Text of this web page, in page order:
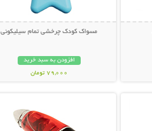
مسواک کودک چرخشی تمام سیلیکونی
افزودن به سبد خرید
79,000 تومان